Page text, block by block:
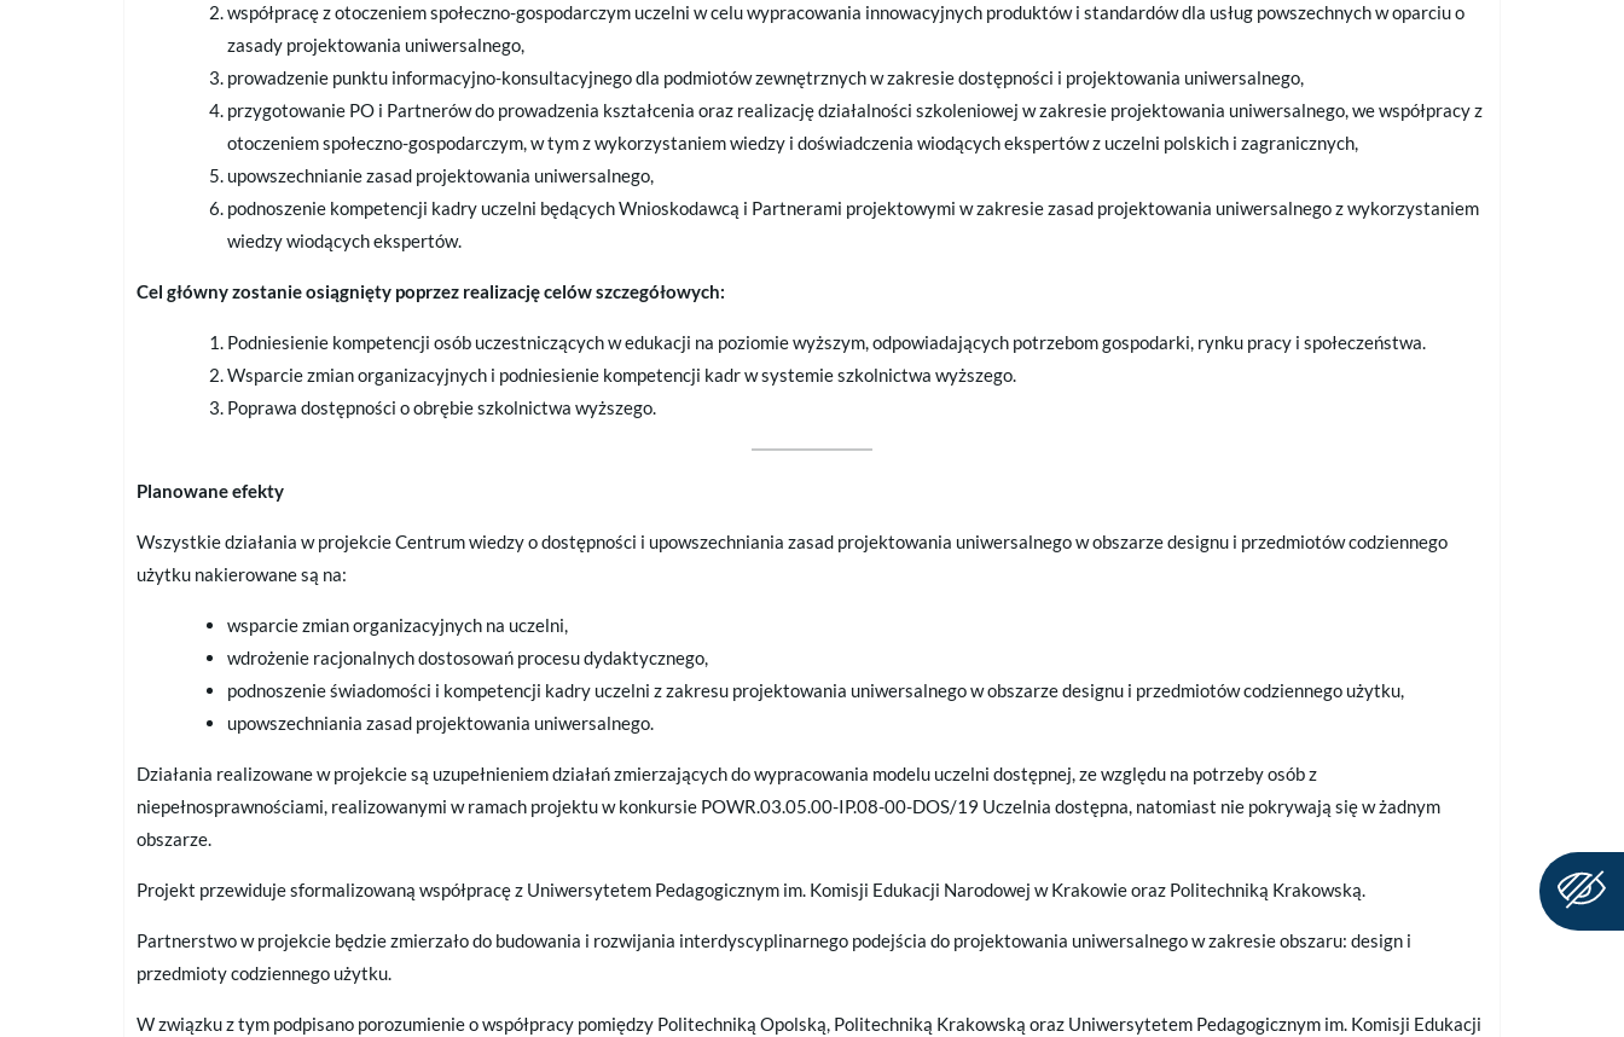
współpracę z otoczeniem społeczno-gospodarczym uczelni w celu wypracowania innowacyjnych produktów i standardów dla usług powszechnych w oparciu o
zasady projektowania uniwersalnego,
prowadzenie punktu informacyjno-konsultacyjnego dla podmiotów zewnętrznych w zakresie dostępności i projektowania uniwersalnego,
przygotowanie PO i Partnerów do prowadzenia kształcenia oraz realizację działalności szkoleniowej w zakresie projektowania uniwersalnego, we współpracy z
otoczeniem społeczno-gospodarczym, w tym z wykorzystaniem wiedzy i doświadczenia wiodących ekspertów z uczelni polskich i zagranicznych,
upowszechnianie zasad projektowania uniwersalnego,
podnoszenie kompetencji kadry uczelni będących Wnioskodawcą i Partnerami projektowymi w zakresie zasad projektowania uniwersalnego z wykorzystaniem
wiedzy wiodących ekspertów.
Cel główny zostanie osiągnięty poprzez realizację celów szczegółowych:
Podniesienie kompetencji osób uczestniczących w edukacji na poziomie wyższym, odpowiadających potrzebom gospodarki, rynku pracy i społeczeństwa.
Wsparcie zmian organizacyjnych i podniesienie kompetencji kadr w systemie szkolnictwa wyższego.
Poprawa dostępności o obrębie szkolnictwa wyższego.
Planowane efekty
Wszystkie działania w projekcie Centrum wiedzy o dostępności i upowszechniania zasad projektowania uniwersalnego w obszarze designu i przedmiotów codziennego
użytku nakierowane są na:
wsparcie zmian organizacyjnych na uczelni,
wdrożenie racjonalnych dostosowań procesu dydaktycznego,
podnoszenie świadomości i kompetencji kadry uczelni z zakresu projektowania uniwersalnego w obszarze designu i przedmiotów codziennego użytku,
upowszechniania zasad projektowania uniwersalnego.
Działania realizowane w projekcie są uzupełnieniem działań zmierzających do wypracowania modelu uczelni dostępnej, ze względu na potrzeby osób z
niepełnosprawnościami, realizowanymi w ramach projektu w konkursie POWR.03.05.00-IP.08-00-DOS/19 Uczelnia dostępna, natomiast nie pokrywają się w żadnym
obszarze.
Projekt przewiduje sformalizowaną współpracę z Uniwersytetem Pedagogicznym im. Komisji Edukacji Narodowej w Krakowie oraz Politechniką Krakowską.
Partnerstwo w projekcie będzie zmierzało do budowania i rozwijania interdyscyplinarnego podejścia do projektowania uniwersalnego w zakresie obszaru: design i
przedmioty codziennego użytku.
W związku z tym podpisano porozumienie o współpracy pomiędzy Politechniką Opolską, Politechniką Krakowską oraz Uniwersytetem Pedagogicznym im. Komisji Edukacji